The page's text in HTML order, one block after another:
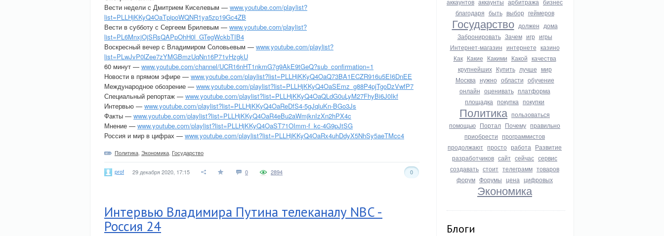
аккаунтов аккаунты арбитража бизнес
благодаря быть выбор геймеров
Государство должен дома
Забронировать Зачем игр игры
Интернет-магазин интернете казино
Как Какие Какими Какой качества
крупнейших Купить лучше мир
Москва нужно области обучение
онлайн оценивать платформа
площадка покупка покупки
Политика пользоваться
помощью Портал Почему правильно
приобрести программистов
продолжают просто работа Развитие
разработчиков сайт сейчас сервис
создавать стоит телеграмм товаров
форум Форумы цена цифровых
Экономика
Блоги
Вести недели с Дмитрием Киселевым — www.youtube.com/playlist?
list=PLLHjKKyQ4OaTpipoWQNR1ya5zp19Gc4ZB
Вести в субботу с Сергеем Брилевым — www.youtube.com/playlist?
list=PL6MnxjOjSRsQAPpOhH0l_GTegWckbTIB4
Воскресный вечер с Владимиром Соловьевым — www.youtube.com/playlist?
list=PLwJvP0lZee7zYMGBmzUqNn16P71vHzgkU
60 минут — www.youtube.com/channel/UCR16nHT1nkmG7g9AkE9tGeQ?sub_confirmation=1
Новости в прямом эфире — www.youtube.com/playlist?list=PLLHjKKyQ4OaQ73BA1ECZR916u5EI6DnEE
Международное обозрение — www.youtube.com/playlist?list=PLLHjKKyQ4OaSEmz_g88P4pjTgoDzVwfP7
Специальный репортаж — www.youtube.com/playlist?list=PLLHjKKyQ4OaQLdG0uLyM27FhyBi6J0Ikf
Интервью — www.youtube.com/playlist?list=PLLHjKKyQ4OaReDfS4-5gJqluKn-BGo3Js
Факты — www.youtube.com/playlist?list=PLLHjKKyQ4OaR4eBu2aWmjknIzXn2hPX4c
Мнение — www.youtube.com/playlist?list=PLLHjKKyQ4OaST71OImm-f_kc-4G9pJtSG
Россия и мир в цифрах — www.youtube.com/playlist?list=PLLHjKKyQ4OaRx4uhDdyX5NhSy5aeTMcc4
Политика Экономика Государство
prof 29 декабря 2020, 17:15 0 0
2894
Интервью Владимира Путина телеканалу NBC -
Россия 24